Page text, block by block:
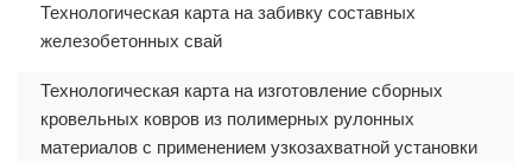
Технологическая карта на забивку составных
железобетонных свай
Технологическая карта на изготовление сборных
кровельных ковров из полимерных рулонных
материалов с применением узкозахватной установки